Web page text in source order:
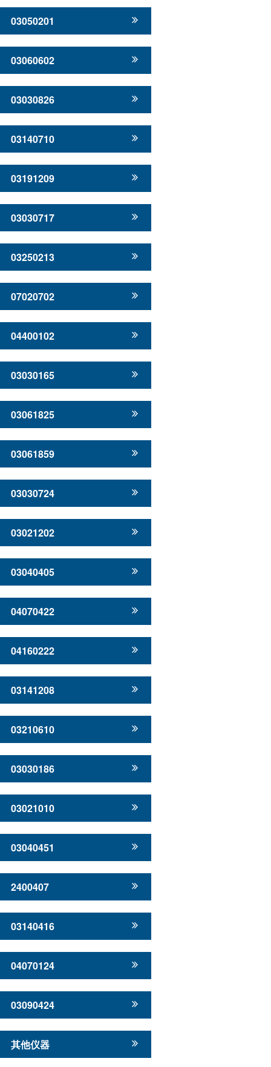
03050201
03060602
03030826
03140710
03191209
03030717
03250213
07020702
04400102
03030165
03061825
03061859
03030724
03021202
03040405
04070422
04160222
03141208
03210610
03030186
03021010
03040451
2400407
03140416
04070124
03090424
其他仪器